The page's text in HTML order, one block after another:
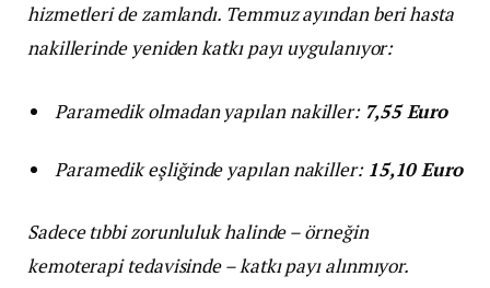
hizmetleri de zamlandı. Temmuz ayından beri hasta
nakillerinde yeniden katkı payı uygulanıyor:
Paramedik olmadan yapılan nakiller: 7,55 Euro
Paramedik eşliğinde yapılan nakiller: 15,10 Euro
Sadece tıbbi zorunluluk halinde – örneğin
kemoterapi tedavisinde – katkı payı alınmıyor.